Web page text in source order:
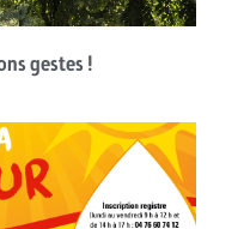
gestes !